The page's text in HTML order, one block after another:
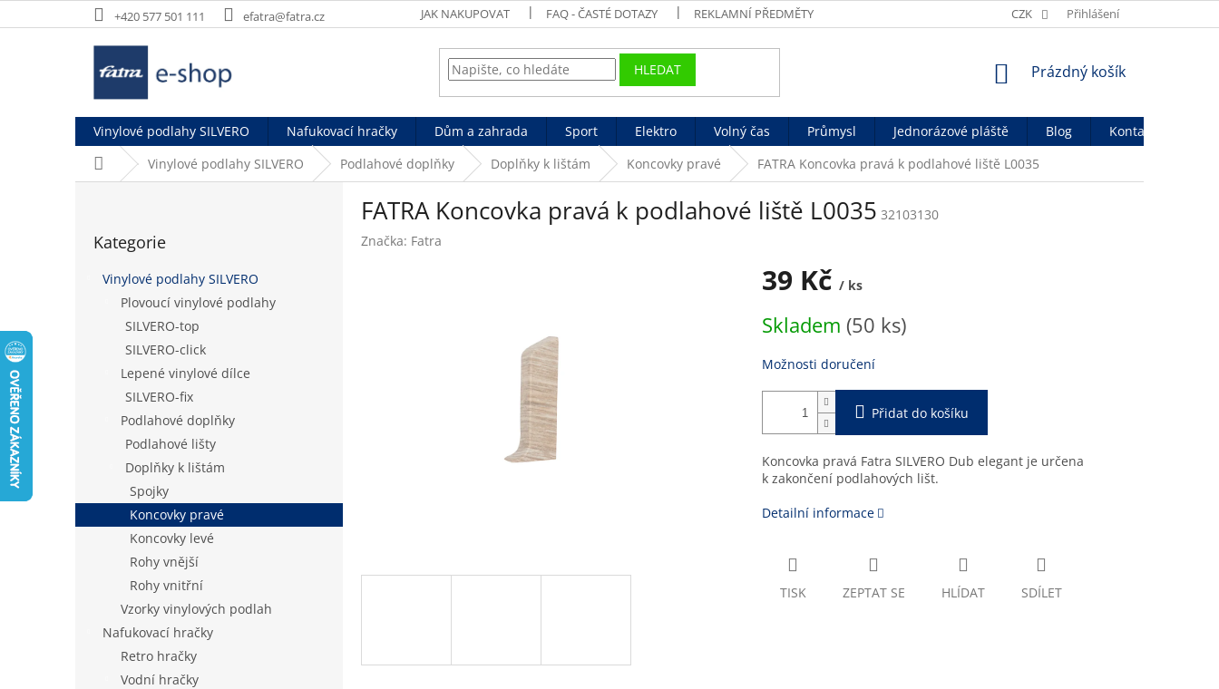
na
+420 577 501 111 efatra@fatra.cz JAK NAKUPOVAT FAQ - ČASTÉ DOTAZY REKLAMNÍ PŘEDMĚTY OCHRANA OSOB. ÚDAJŮ
CZK Přihlášení
HLEDAT
NÁKUPNÍ
Prázdný košík
Vinylové podlahy SILVERO Nafukovací hračky Dům a zahrada Sport Elektro Volný čas Průmysl Jednorázové pláště Blog
Kontakty
Domů Vinylové podlahy SILVERO Podlahové doplňky Doplňky k lištám Koncovky pravé FATRA Koncovka pravá k podlahové liště L0035
kategorie
Kategorie
Vinylové podlahy SILVERO
Plovoucí vinylové podlahy
SILVERO-top
SILVERO-click
Lepené vinylové dílce
SILVERO-fix
Podlahové doplňky
Podlahové lišty
Doplňky k lištám
Spojky
Koncovky pravé
Koncovky levé
Rohy vnější
Rohy vnitřní
Vzorky vinylových podlah
Nafukovací hračky
Retro hračky
Vodní hračky
FATRA Koncovka pravá k podlahové liště L0035 32103130
Značka: Fatra
39 Kč / ks
cena:
Skladem (50 ks)
Možnosti doručení
Přidat do košíku
Koncovka pravá Fatra SILVERO Dub elegant je určena
k zakončení podlahových lišt.
Detailní informace
TISK ZEPTAT SE HLÍDAT SDÍLET